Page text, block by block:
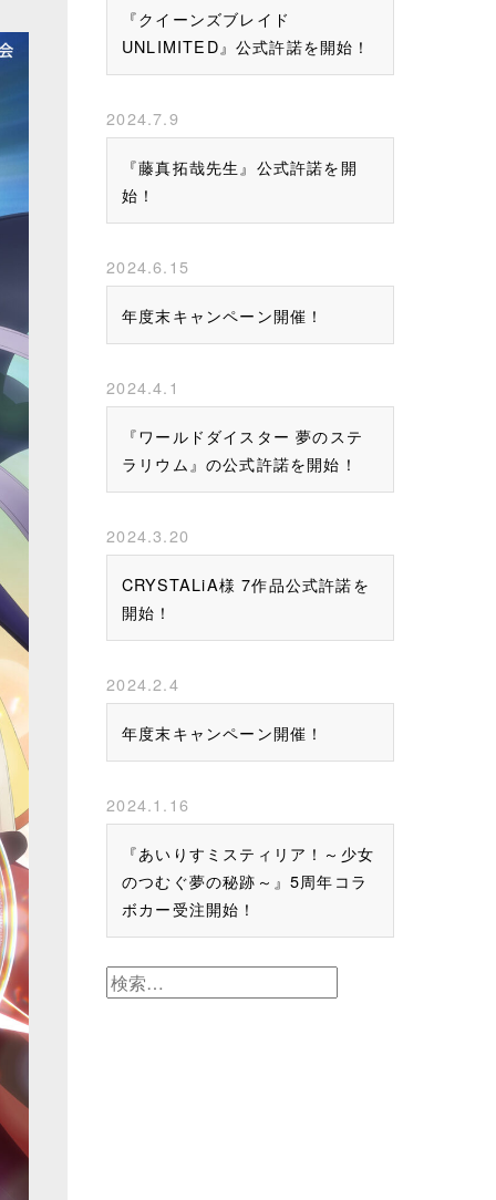
『クイーンズブレイド
UNLIMITED』公式許諾を開始！
2024.7.9
『藤真拓哉先生』公式許諾を開
始！
2024.6.15
年度末キャンペーン開催！
2024.4.1
『ワールドダイスター 夢のステ
ラリウム』の公式許諾を開始！
2024.3.20
CRYSTALiA様 7作品公式許諾を
開始！
2024.2.4
年度末キャンペーン開催！
2024.1.16
『あいりすミスティリア！～少女
のつむぐ夢の秘跡～』5周年コラ
ボカー受注開始！
検